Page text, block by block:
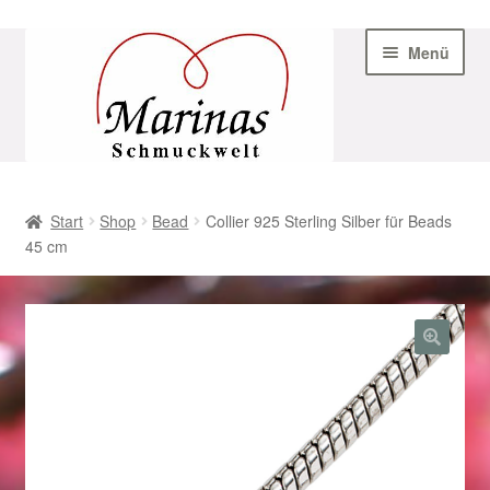
Navigation
Menü
AGB
Beispiel-Seite
Datenschutz
Geschenke zu Ostern 2023
Geschenke zu Ostern 2024
Start Shop Bead
Collier 925 Sterling Silber für Beads
45 cm